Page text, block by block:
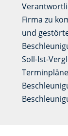
Firma zu
und
Soll-Ist-